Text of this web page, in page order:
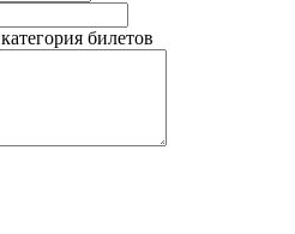
билетов